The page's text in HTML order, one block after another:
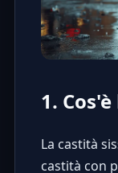
1.
La castità
castità con